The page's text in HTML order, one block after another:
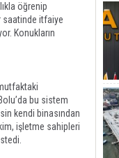
öğrenip
saatinde itfaiye
Konukların
bu sistem
kendi binasından
işletme sahipleri